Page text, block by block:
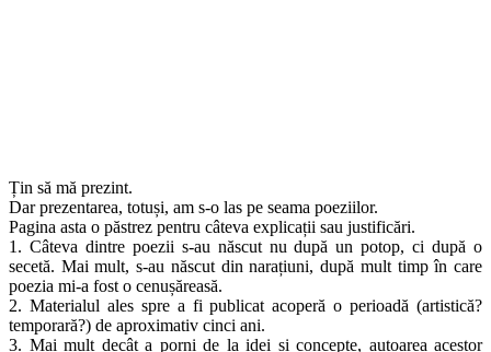
Țin să mă prezint.
Dar prezentarea, totuși, am s-o las pe seama poeziilor.
Pagina asta o păstrez pentru câteva explicații sau justificări.
1. Câteva dintre poezii s-au născut nu după un potop, ci după o
secetă. Mai mult, s-au născut din narațiuni, după mult timp în care
poezia mi-a fost o cenușăreasă.
2. Materialul ales spre a fi publicat acoperă o perioadă (artistică?
temporară?) de aproximativ cinci ani.
3. Mai mult decât a porni de la idei și concepte, autoarea acestor